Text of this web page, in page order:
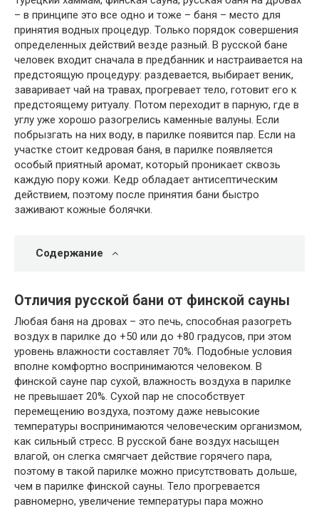
– в принципе это все одно и тоже – баня – место для
принятия водных процедур. Только порядок совершения
определенных действий везде разный. В русской бане
человек входит сначала в предбанник и настраивается на
предстоящую процедуру: раздевается, выбирает веник,
заваривает чай на травах, прогревает тело, готовит его к
предстоящему ритуалу. Потом переходит в парную, где в
углу уже хорошо разогрелись каменные валуны. Если
побрызгать на них воду, в парилке появится пар. Если на
участке стоит кедровая баня, в парилке появляется
особый приятный аромат, который проникает сквозь
каждую пору кожи. Кедр обладает антисептическим
действием, поэтому после принятия бани быстро
заживают кожные болячки.
Содержание
Отличия русской бани от финской сауны
Любая баня на дровах – это печь, способная разогреть
воздух в парилке до +50 или до +80 градусов, при этом
уровень влажности составляет 70%. Подобные условия
вполне комфортно воспринимаются человеком. В
финской сауне пар сухой, влажность воздуха в парилке
не превышает 20%. Сухой пар не способствует
перемещению воздуха, поэтому даже невысокие
температуры воспринимаются человеческим организмом,
как сильный стресс. В русской бане воздух насыщен
влагой, он слегка смягчает действие горячего пара,
поэтому в такой парилке можно присутствовать дольше,
чем в парилке финской сауны. Тело прогревается
равномерно, увеличение температуры пара можно